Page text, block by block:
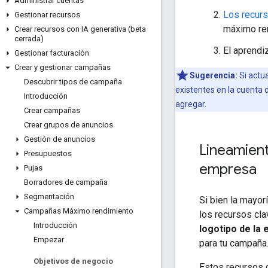
Gestionar recursos
Crear recursos con IA generativa (beta
cerrada)
Gestionar facturación
Crear y gestionar campañas
Descubrir tipos de campaña
Introducción
Crear campañas
Crear grupos de anuncios
Gestión de anuncios
Presupuestos
Pujas
Borradores de campaña
Segmentación
Campañas Máximo rendimiento
Introducción
Empezar
Objetivos de negocio
Los
máximo
El
Sugerencia: Si
existentes en la cuenta
agregar.
empresa
Si bien la
los recursos
logotipo de la
para tu campaña.